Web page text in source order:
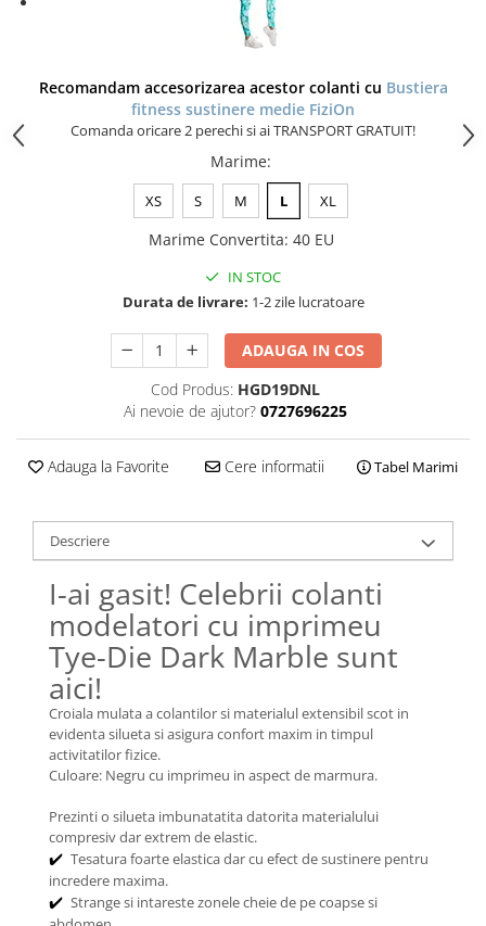
Recomandam accesorizarea acestor colanti cu Bustiera
fitness sustinere medie FiziOn
Comanda oricare 2 perechi si ai TRANSPORT GRATUIT!
Marime:
XS S M L XL
Marime Convertita: 40 EU
IN STOC
Durata de livrare: 1-2 zile lucratoare
ADAUGA IN COS
Cod Produs: HGD19DNL
Ai nevoie de ajutor? 0727696225
Adauga la Favorite Cere informatii Tabel Marimi
Descriere
I-ai gasit! Celebrii colanti
modelatori cu imprimeu
Tye-Die Dark Marble sunt
aici!
Croiala mulata a colantilor si materialul extensibil scot in
evidenta silueta si asigura confort maxim in timpul
activitatilor fizice.
Culoare: Negru cu imprimeu in aspect de marmura.
Prezinti o silueta imbunatatita datorita materialului
compresiv dar extrem de elastic.
✔️ Tesatura foarte elastica dar cu efect de sustinere pentru
incredere maxima.
✔️ Strange si intareste zonele cheie de pe coapse si